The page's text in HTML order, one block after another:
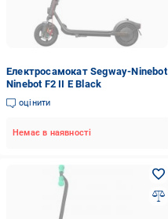
Електросамокат Segway-Ninebot
Ninebot F2 II E Black
оцінити
Немає в наявності